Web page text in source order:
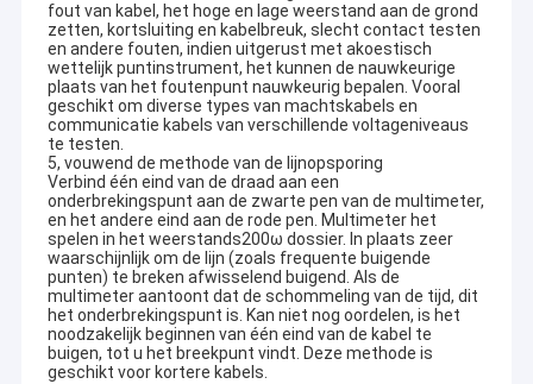
fout van kabel, het hoge en lage weerstand aan de grond
zetten, kortsluiting en kabelbreuk, slecht contact testen
en andere fouten, indien uitgerust met akoestisch
wettelijk puntinstrument, het kunnen de nauwkeurige
plaats van het foutenpunt nauwkeurig bepalen. Vooral
geschikt om diverse types van machtskabels en
communicatie kabels van verschillende voltageniveaus
te testen.
5, vouwend de methode van de lijnopsporing
Verbind één eind van de draad aan een
onderbrekingspunt aan de zwarte pen van de multimeter,
en het andere eind aan de rode pen. Multimeter het
spelen in het weerstands200ω dossier. In plaats zeer
waarschijnlijk om de lijn (zoals frequente buigende
punten) te breken afwisselend buigend. Als de
multimeter aantoont dat de schommeling van de tijd, dit
het onderbrekingspunt is. Kan niet nog oordelen, is het
noodzakelijk beginnen van één eind van de kabel te
buigen, tot u het breekpunt vindt. Deze methode is
geschikt voor kortere kabels.